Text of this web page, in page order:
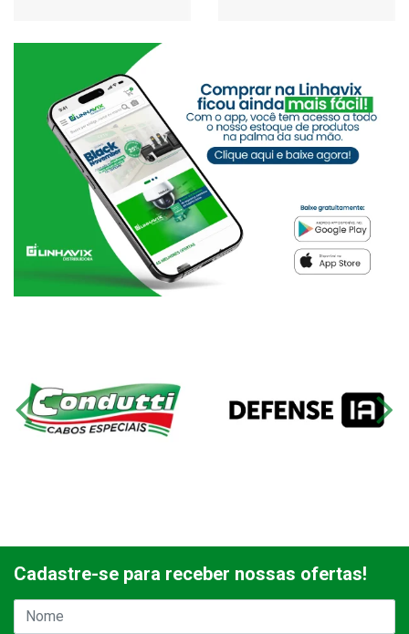
Cadastre-se para receber nossas ofertas!